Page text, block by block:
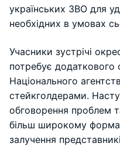
українських ЗВО для
необхідних в умовах
Учасники зустрічі
потребує
Національного
стейкголдерами.
обговорення проблем
більш широкому
залучення